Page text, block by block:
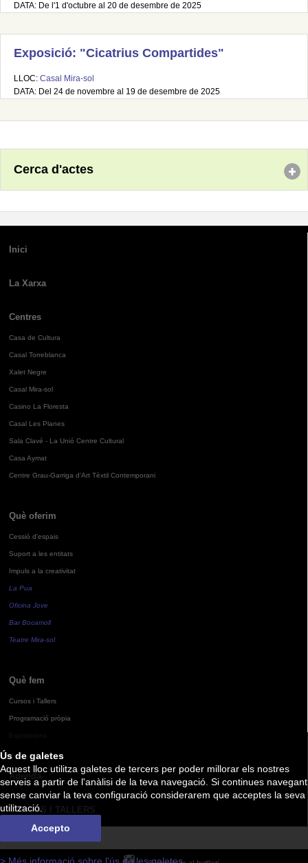
Ús de galetes
Aquest lloc utilitza galetes de tercers per poder millorar els nostres
serveis a partir de l'anàlisi de la teva navegació. Si continues navegant
sense canviar la teva configuració considerarem que acceptes la seva
utilització.
Accepto
DATA: De l'1 d'octubre al 20 de desembre de 2025
Exposició: "Cicatrius Compartides"
LLOC: Casal Mira-sol
DATA: Del 24 de novembre al 19 de desembre de 2025
Cerca d'actes
Inici
La Xarxa
Centres
Casa de Cultura
Casal Torreblanca
Xalet Negre
Casal Mira-sol
Casino La Floresta
Casal Les Planes
Sala Clavé - La Unió Centre Cultural
Casa Aymat
Centre Grau-Garriga d'Art Tèxtil Contemporani
Què oferim
Cessió d'espais
Suport a les entitats
Impuls a la creativitat
La Pua
Oficina Jove
Bar Bocamoll
Teatre Mira-sol
Què fem
Cursos i Tallers
Programació pròpia
Agenda
CURSOS I TALLERS